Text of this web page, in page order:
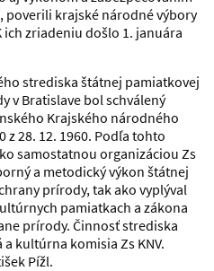
krajské národné výbory
zriadeniu došlo 1. januára
strediska štátnej pamiatkovej
v Bratislave bol schválený
Krajského národného
z 28. 12. 1960. Podľa tohto
samostatnou organizáciou Zs
a metodický výkon štátnej
prírody, tak ako vyplýval
pamiatkach a zákona
prírody. Činnosť strediska
kultúrna komisia Zs KNV.
Pížl.